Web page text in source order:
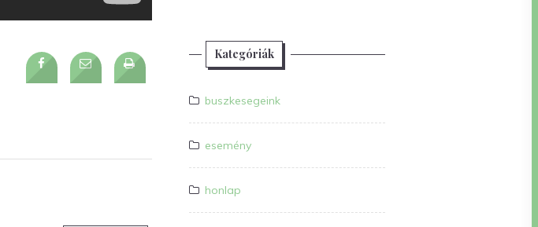
Kategóriák
buszkesegeink
esemény
honlap